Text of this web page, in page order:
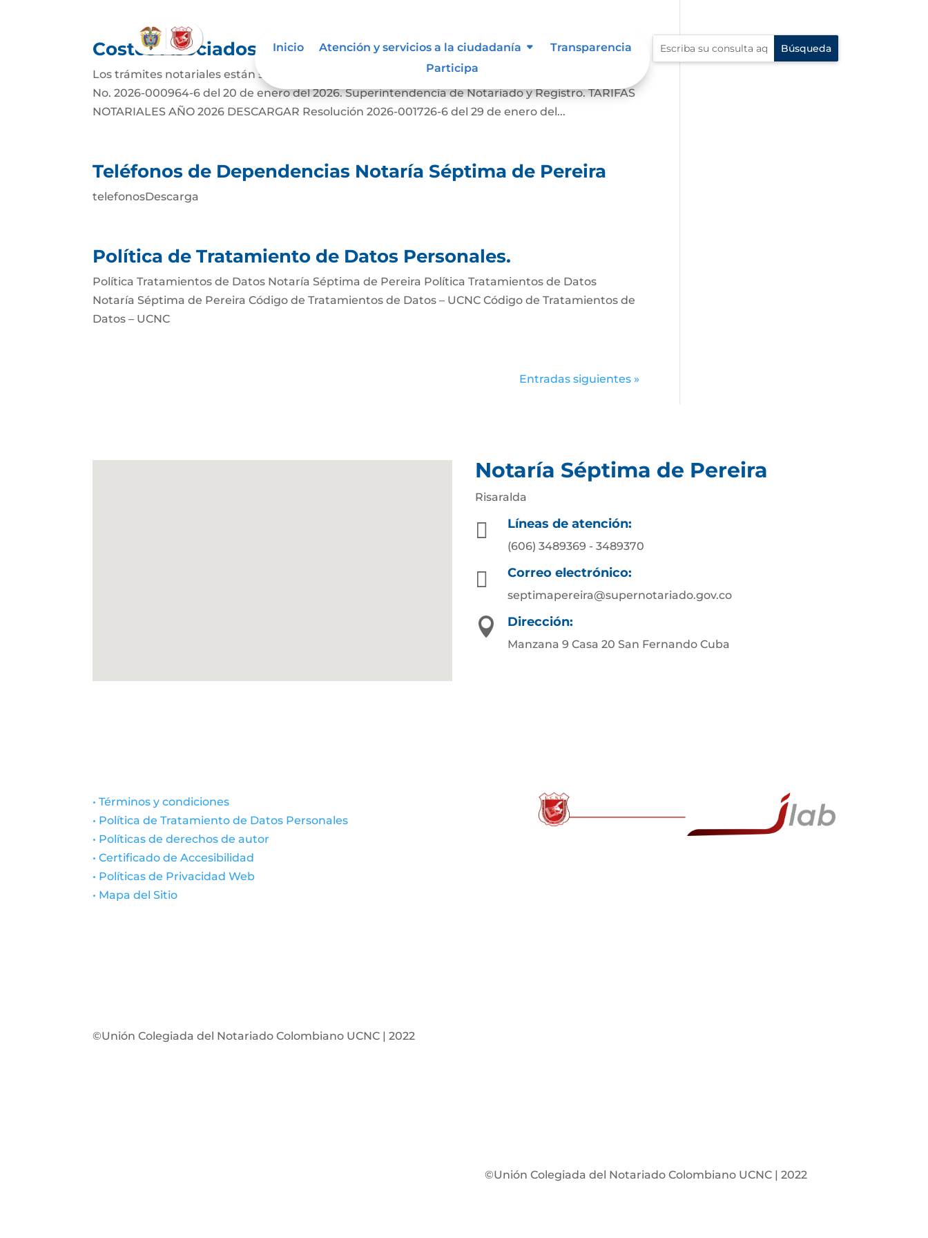
Inicio Atención y servicios a la ciudadanía
Transparencia
Participa
Costos Asociados
Los trámites notariales están sujetos a los costos previstos en las siguientes normas: Resolución
No. 2026-000964-6 del 20 de enero del 2026. Superintendencia de Notariado y Registro. TARIFAS
NOTARIALES AÑO 2026 DESCARGAR Resolución 2026-001726-6 del 29 de enero del...
Teléfonos de Dependencias Notaría Séptima de Pereira
telefonosDescarga
Política de Tratamiento de Datos Personales.
Política Tratamientos de Datos Notaría Séptima de Pereira Política Tratamientos de Datos
Notaría Séptima de Pereira Código de Tratamientos de Datos – UCNC Código de Tratamientos de
Datos – UCNC
Entradas siguientes »
Notaría Séptima de Pereira
Risaralda
 Líneas de atención:
(606) 3489369 - 3489370
 Correo electrónico:
septimapereira@supernotariado.gov.co
 Dirección:
Manzana 9 Casa 20 San Fernando Cuba
• Términos y condiciones
• Política de Tratamiento de Datos Personales
• Políticas de derechos de autor
• Certificado de Accesibilidad
• Políticas de Privacidad Web
• Mapa del Sitio
©Unión Colegiada del Notariado Colombiano UCNC | 2022
©Unión Colegiada del Notariado Colombiano UCNC | 2022